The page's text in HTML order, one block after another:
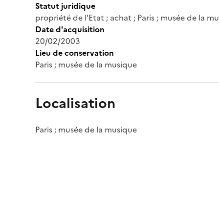
Statut juridique
propriété de l'Etat ; achat ; Paris ; musée de la
Date d'acquisition
20/02/2003
Lieu de conservation
Paris ; musée de la musique
Localisation
Paris ; musée de la musique